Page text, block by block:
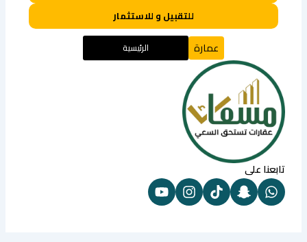
للتقبيل و للاستثمار
عمارة الرئيسية
تابعنا على